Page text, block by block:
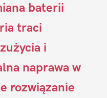
baterii
traci
i
naprawa w
rozwiązanie